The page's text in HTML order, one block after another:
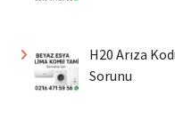
H20 Arıza
Sorunu